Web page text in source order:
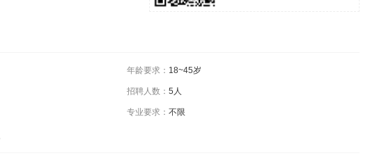
年龄要求： 18~45岁
招聘人数： 5人
专业要求： 不限